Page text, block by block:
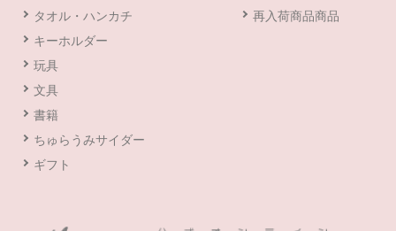
タオル・ハンカチ
キーホルダー
玩具
文具
書籍
ちゅらうみサイダー
ギフト
再入荷商品商品